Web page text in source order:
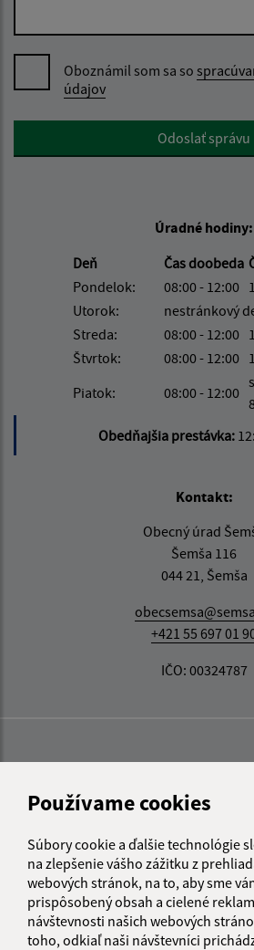
Používame cookies
Súbory cookie a ďalšie technológie
na zlepšenie vášho zážitku z
webových stránok, na to, aby sme
prispôsobený obsah a cielené
návštevnosti našich webových
toho, odkiaľ naši návštevníci
Oboznámil som sa so
údajov
Google reCaptcha ResponseOdoslať správu
Úradné hodiny:
Deň
Čas doobeda
Pondelok:
08:00 - 12:00
Utorok:
nestránkový
Streda:
08:00 - 12:00
Štvrtok:
08:00 - 12:00
Piatok:
08:00 - 12:00
Obedňajšia prestávka:
Kontakt:
Obecný úrad
Šemša 116
044 21, Šemša
+421 55 697 01
IČO: 00324787